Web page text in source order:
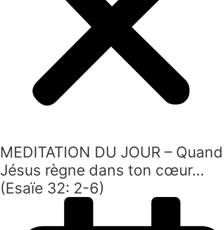
MEDITATION DU JOUR – Quand
Jésus règne dans ton cœur…
(Esaïe 32: 2-6)